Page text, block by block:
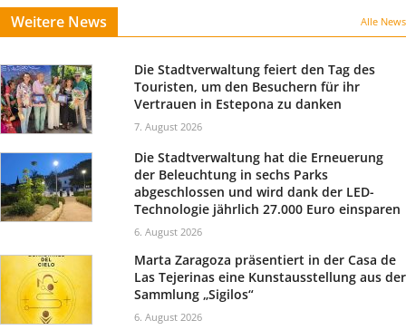
Weitere News Alle News
Die Stadtverwaltung feiert den Tag des
Touristen, um den Besuchern für ihr
Vertrauen in Estepona zu danken
7. August 2026
Die Stadtverwaltung hat die Erneuerung
der Beleuchtung in sechs Parks
abgeschlossen und wird dank der LED-
Technologie jährlich 27.000 Euro einsparen
6. August 2026
Marta Zaragoza präsentiert in der Casa de
Las Tejerinas eine Kunstausstellung aus der
Sammlung „Sigilos“
6. August 2026